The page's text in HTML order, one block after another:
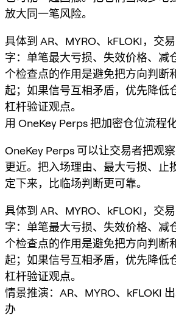
放大同一笔风险。
具体到 AR、MYRO、kFLOKI，交
字：单笔最大亏损、失效价格、减
个检查点的作用是避免把方向判断
起；如果信号互相矛盾，优先降低
杠杆验证观点。
用 OneKey Perps 把加密仓位流程
OneKey Perps 可以让交易者把观
更近。把入场理由、最大亏损、止
定下来，比临场判断更可靠。
具体到 AR、MYRO、kFLOKI，交
字：单笔最大亏损、失效价格、减
个检查点的作用是避免把方向判断
起；如果信号互相矛盾，优先降低
杠杆验证观点。
情景推演：AR、MYRO、kFLOKI
办